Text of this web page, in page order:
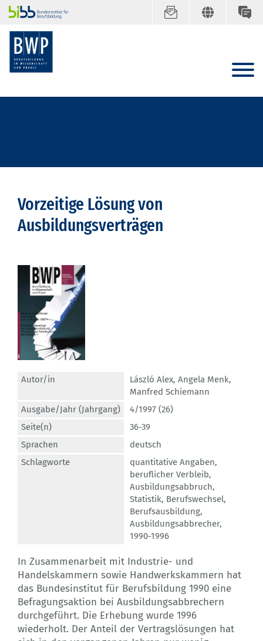
Vorzeitige Lösung von
Ausbildungsverträgen
Autor/in László Alex, Angela Menk,
Manfred Schiemann
Ausgabe/Jahr (Jahrgang)
4/1997 (26)
Seite(n)
36-39
Sprachen
deutsch
Schlagworte
quantitative Angaben,
beruflicher Verbleib,
Ausbildungsabbruch,
Statistik, Berufswechsel,
Berufsausbildung,
Ausbildungsabbrecher,
1990-1996
In Zusammenarbeit mit Industrie- und
Handelskammern sowie Handwerkskammern hat
das Bundesinstitut für Berufsbildung 1990 eine
Befragungsaktion bei Ausbildungsabbrechern
durchgeführt. Die Erhebung wurde 1996
wiederholt. Der Anteil der Vertragslösungen hat